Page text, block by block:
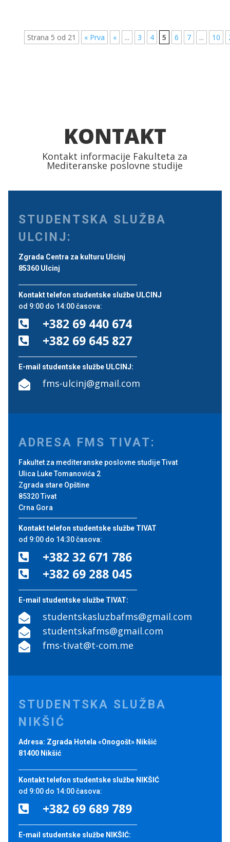
Strana 5 od 21 « Prva « ... 3 4 5 6 7 ... 10
KONTAKT
Kontakt informacije Fakulteta za
Mediteranske poslovne studije
STUDENTSKA SLUŽBA
ULCINJ:
Zgrada Centra za kulturu Ulcinj
85360 Ulcinj
Kontakt telefon studentske službe ULCINJ
od 9:00 do 14:00 časova:
 +382 69 440 674
 +382 69 645 827
E-mail studentske službe ULCINJ:
 fms-ulcinj@gmail.com
ADRESA FMS TIVAT:
Fakultet za mediteranske poslovne studije Tivat
Ulica Luke Tomanovića 2
Zgrada stare Opštine
85320 Tivat
Crna Gora
Kontakt telefon studentske službe TIVAT
od 9:00 do 14:30 časova:
 +382 32 671 786
 +382 69 288 045
E-mail studentske službe TIVAT:
 studentskasluzbafms@gmail.com
 studentskafms@gmail.com
 fms-tivat@t-com.me
STUDENTSKA SLUŽBA
NIKŠIĆ
Adresa: Zgrada Hotela «Onogošt» Nikšić
81400 Nikšić
Kontakt telefon studentske službe NIKŠIĆ
od 9:00 do 14:00 časova:
 +382 69 689 789
E-mail studentske službe NIKŠIĆ: